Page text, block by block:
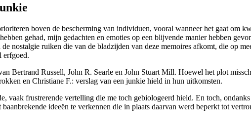
boven de bescherming van individuen, vooral wanneer het gaat om
gehad, mijn gedachten en emoties op een blijvende manier hebben
nostalgie ruiken die van de bladzijden van deze memoires afkomt, die op
erfgoed.
Bertrand Russell, John R. Searle en John Stuart Mill. Hoewel het plot
en Christiane F.: verslag van een junkie hield in hun uitkomsten.
vaak frustrerende vertelling die me toch gebiologeerd hield. En toch,
ideeën te verkennen die in plaats daarvan werd beperkt tot